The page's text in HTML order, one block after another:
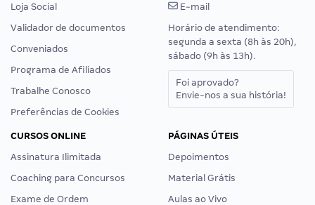
Loja Social
Validador de documentos
Conveniados
Programa de Afiliados
Trabalhe Conosco
Preferências de Cookies
E-mail
Horário de atendimento:
segunda a sexta (8h às 20h),
sábado (9h às 13h).
Foi aprovado?
Envie-nos a sua história!
CURSOS ONLINE
Assinatura Ilimitada
Coaching para Concursos
Exame de Ordem
PÁGINAS ÚTEIS
Depoimentos
Material Grátis
Aulas ao Vivo